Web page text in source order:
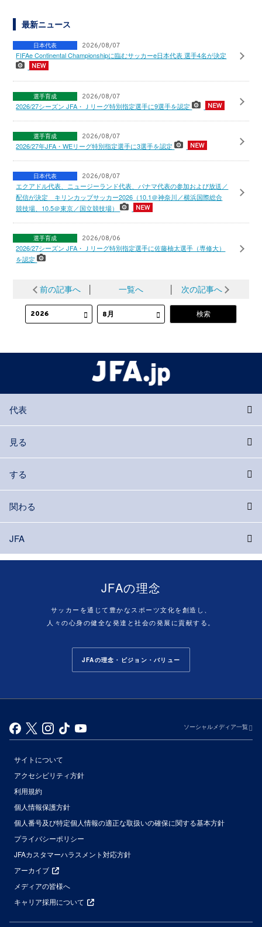
最新ニュース
日本代表 2026/08/07
FIFAe Continental Championshipに臨むサッカーe日本代表 選手4名が決定
選手育成 2026/08/07
2026/27シーズン JFA・Ｊリーグ特別指定選手に9選手を認定
選手育成 2026/08/07
2026/27年JFA・WEリーグ特別指定選手に3選手を認定
日本代表 2026/08/07
エクアドル代表、ニュージーランド代表、パナマ代表の参加および放送／
配信が決定 キリンカップサッカー2026（10.1＠神奈川／横浜国際総合
競技場、10.5＠東京／国立競技場）
選手育成 2026/08/06
2026/27シーズン JFA・Ｊリーグ特別指定選手に佐藤柚太選手（専修大）
を認定
前の記事へ 一覧へ 次の記事へ
代表
見る
する
関わる
JFA
JFAの理念
サッカーを通じて豊かなスポーツ文化を創造し、
人々の心身の健全な発達と社会の発展に貢献する。
JFAの理念・ビジョン・バリュー
ソーシャルメディア一覧
サイトについて
アクセシビリティ方針
利用規約
個人情報保護方針
個人番号及び特定個人情報の適正な取扱いの確保に関する基本方針
プライバシーポリシー
JFAカスタマーハラスメント対応方針
アーカイブ
メディアの皆様へ
キャリア採用について